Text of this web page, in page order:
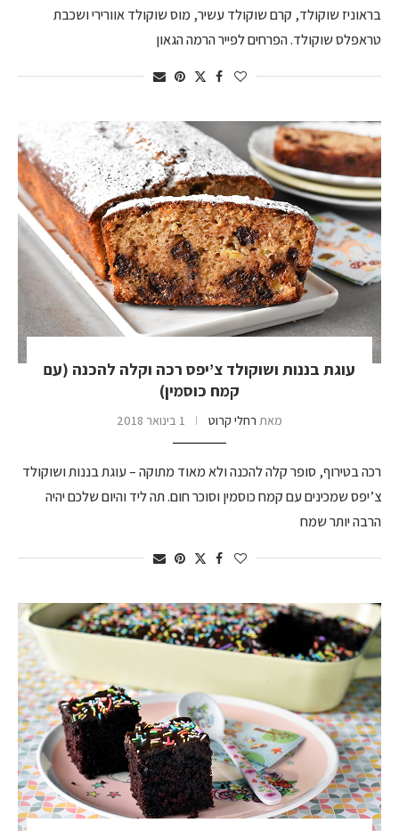
בראוניז שוקולד, קרם שוקולד עשיר, מוס שוקולד אוורירי ושכבת
טראפלס שוקולד. הפרחים לפייר הרמה הגאון
עוגת בננות ושוקולד צ’יפס רכה וקלה להכנה (עם
קמח כוסמין)
מאת רחלי קרוט 1 בינואר 2018
רכה בטירוף, סופר קלה להכנה ולא מאוד מתוקה – עוגת בננות ושוקולד
צ’יפס שמכינים עם קמח כוסמין וסוכר חום. תה ליד והיום שלכם יהיה
הרבה יותר שמח